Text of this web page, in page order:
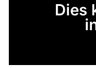
Dies